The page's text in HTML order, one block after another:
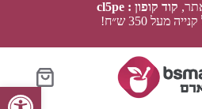
פתח סרגל נגישות
קוד קופון : cl5pe
מעל 350 ש״ח!
סל
הקניות